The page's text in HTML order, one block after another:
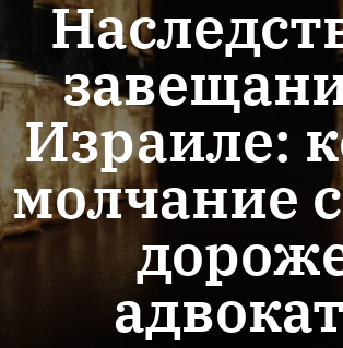
Израиле:
молчание